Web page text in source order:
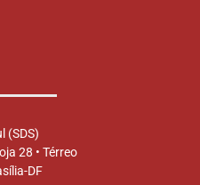
(SDS)
28 • Térreo
DF